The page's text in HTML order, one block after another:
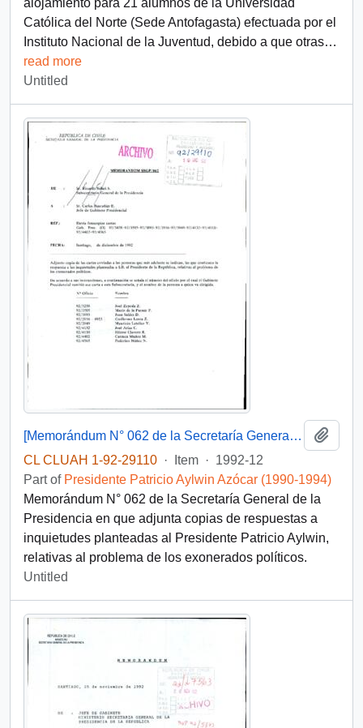
alojamiento para 21 alumnos de la Universidad
Católica del Norte (Sede Antofagasta) efectuada por el
Instituto Nacional de la Juventud, debido a que otras…
read more
Untitled
[Memorándum N° 062 de la Secretaría General de la Presidencia]
CL CLUAH 1-92-29110 · Item · 1992-12
Part of Presidente Patricio Aylwin Azócar (1990-1994)
Memorándum N° 062 de la Secretaría General de la
Presidencia en que adjunta copias de respuestas a
inquietudes planteadas al Presidente Patricio Aylwin,
relativas al problema de los exonerados políticos.
Untitled